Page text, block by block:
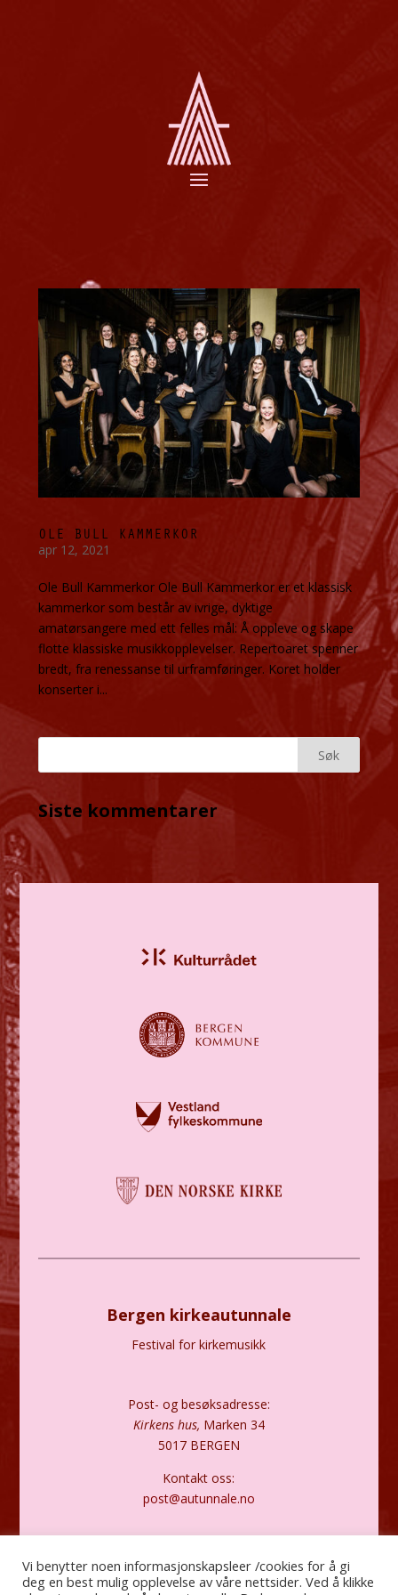
OLE BULL KAMMERKOR
apr 12, 2021
Ole Bull Kammerkor Ole Bull Kammerkor er et klassisk
kammerkor som består av ivrige, dyktige
amatørsangere med ett felles mål: Å oppleve og skape
flotte klassiske musikkopplevelser. Repertoaret spenner
bredt, fra renessanse til urframføringer. Koret holder
konserter i...
Siste kommentarer
Bergen kirkeautunnale
Festival for kirkemusikk
Post- og besøksadresse:
Kirkens hus, Marken 34
5017 BERGEN
Kontakt oss:
post@autunnale.no
Vi benytter noen informasjonskapsleer /cookies for å gi
deg en best mulig opplevelse av våre nettsider. Ved å klikke